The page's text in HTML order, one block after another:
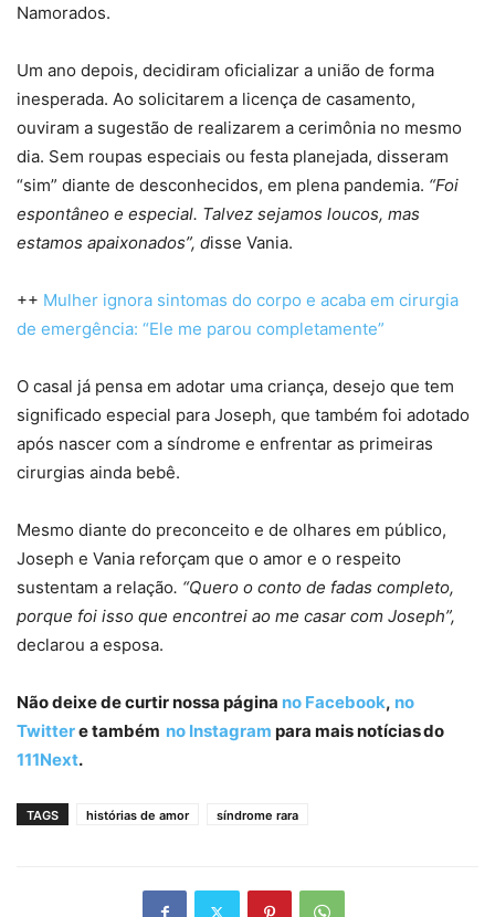
Namorados.
Um ano depois, decidiram oficializar a união de forma
inesperada. Ao solicitarem a licença de casamento,
ouviram a sugestão de realizarem a cerimônia no mesmo
dia. Sem roupas especiais ou festa planejada, disseram
“sim” diante de desconhecidos, em plena pandemia. “Foi
espontâneo e especial. Talvez sejamos loucos, mas
estamos apaixonados”, disse Vania.
++ Mulher ignora sintomas do corpo e acaba em cirurgia
de emergência: “Ele me parou completamente”
O casal já pensa em adotar uma criança, desejo que tem
significado especial para Joseph, que também foi adotado
após nascer com a síndrome e enfrentar as primeiras
cirurgias ainda bebê.
Mesmo diante do preconceito e de olhares em público,
Joseph e Vania reforçam que o amor e o respeito
sustentam a relação. “Quero o conto de fadas completo,
porque foi isso que encontrei ao me casar com Joseph”,
declarou a esposa.
Não deixe de curtir nossa página no Facebook, no
Twittere também no Instagram para mais notícias do
111Next.
TAGS histórias de amor síndrome rara